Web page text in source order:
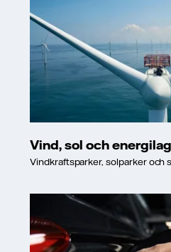
Vind, sol och
Vindkraftsparker, solparker och